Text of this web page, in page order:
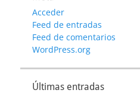
Acceder
Feed de entradas
Feed de comentarios
WordPress.org
Últimas entradas